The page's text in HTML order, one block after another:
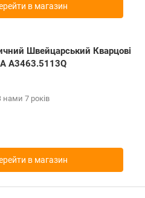
в магазин
Швейцарський Кварцові
A3463.5113Q
нами 7 років
в магазин